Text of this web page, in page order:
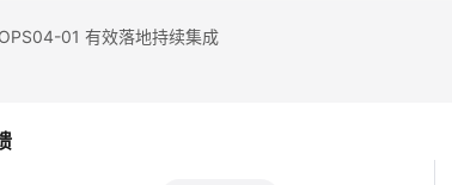
01 有效落地持续集成